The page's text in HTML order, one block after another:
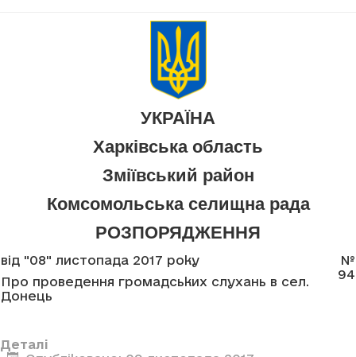
УКРАЇНА
Харківська область
Зміївський район
Комсомольська селищна рада
РОЗПОРЯДЖЕННЯ
від "08" листопада 2017 року
Про проведення громадських слухань в сел.
Донець
№
94
Деталі